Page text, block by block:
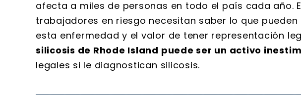
afecta a miles de personas en todo el país cada año.
trabajadores en riesgo necesitan saber lo que
esta enfermedad y el valor de tener representación
silicosis de Rhode Island puede ser un activo
legales si le diagnostican silicosis.